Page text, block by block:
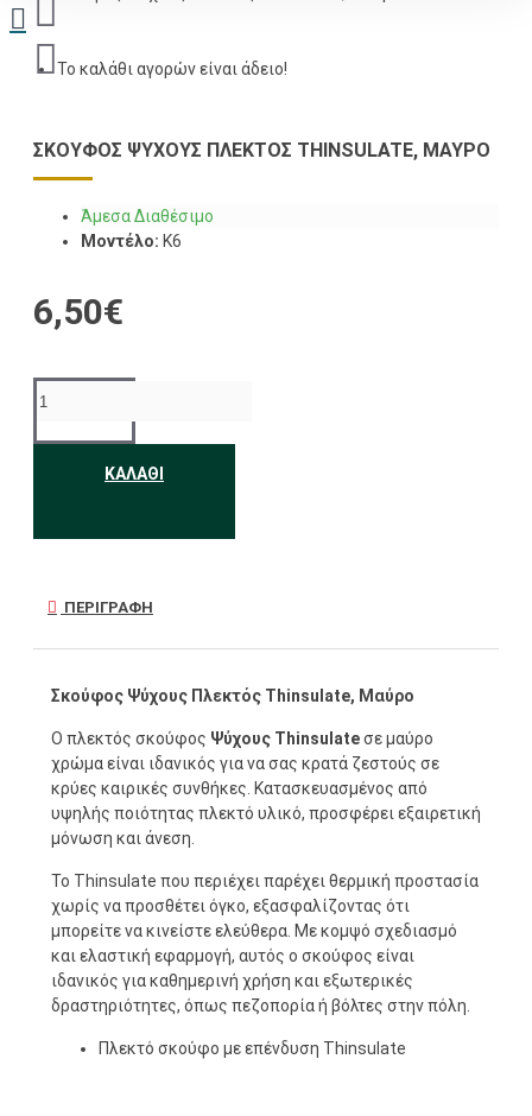
Το καλάθι αγορών είναι άδειο!
ΣΚΟΎΦΟΣ ΨΎΧΟΥΣ ΠΛΕΚΤΌΣ THINSULATE, ΜΑΎΡΟ
Άμεσα Διαθέσιμο
Μοντέλο: K6
6,50€
ΚΑΛΆΘΙ
ΠΕΡΙΓΡΑΦΉ
Σκούφος Ψύχους Πλεκτός Thinsulate, Μαύρο
Ο πλεκτός σκούφος Ψύχους Thinsulateσε μαύρο
χρώμα είναι ιδανικός για να σας κρατά ζεστούς σε
κρύες καιρικές συνθήκες. Κατασκευασμένος από
υψηλής ποιότητας πλεκτό υλικό, προσφέρει εξαιρετική
μόνωση και άνεση.
Το Thinsulate που περιέχει παρέχει θερμική προστασία
χωρίς να προσθέτει όγκο, εξασφαλίζοντας ότι
μπορείτε να κινείστε ελεύθερα. Με κομψό σχεδιασμό
και ελαστική εφαρμογή, αυτός ο σκούφος είναι
ιδανικός για καθημερινή χρήση και εξωτερικές
δραστηριότητες, όπως πεζοπορία ή βόλτες στην πόλη.
Πλεκτό σκούφο με επένδυση Thinsulate